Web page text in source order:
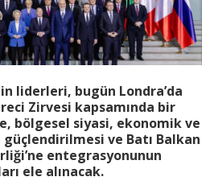
liderleri, bugün Londra’da
Zirvesi kapsamında bir
bölgesel siyasi, ekonomik ve
ve Batı Balkan
entegrasyonunun
ele alınacak.